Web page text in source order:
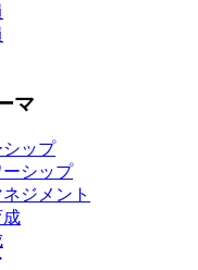
マ
シップ
シップ
ジメント
成